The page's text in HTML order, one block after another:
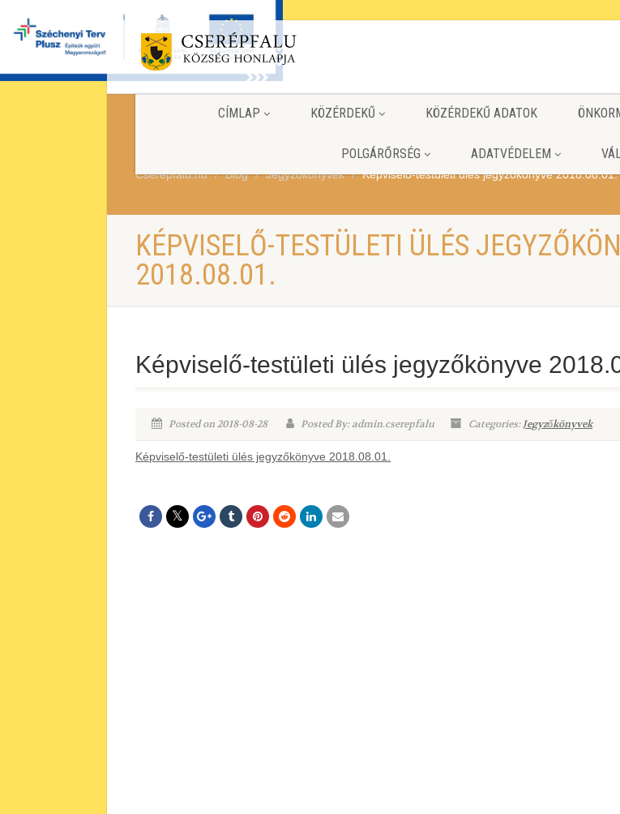
CÍMLAP KÖZÉRDEKŰ KÖZÉRDEKŰ ADATOK
POLGÁRŐRSÉG ADATVÉDELEM
Cserepfalu.hu Blog Jegyzőkönyvek Képviselő-testületi ülés jegyzőkönyve 2018.08.01.
KÉPVISELŐ-TESTÜLETI ÜLÉS
2018.08.01.
Képviselő-testületi ülés jegyzőkönyve
Posted on 2018-08-28 Posted By: admin.cserepfalu Categories:Jegyzőkönyvek
Képviselő-testületi ülés jegyzőkönyve 2018.08.01.